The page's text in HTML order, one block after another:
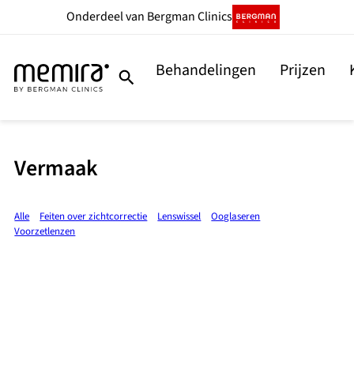
Onderdeelvan Bergman Clinics
Behandelingen Prijzen
Vermaak
Alle Feiten over zichtcorrectie Lenswissel
Ooglaseren
Voorzetlenzen